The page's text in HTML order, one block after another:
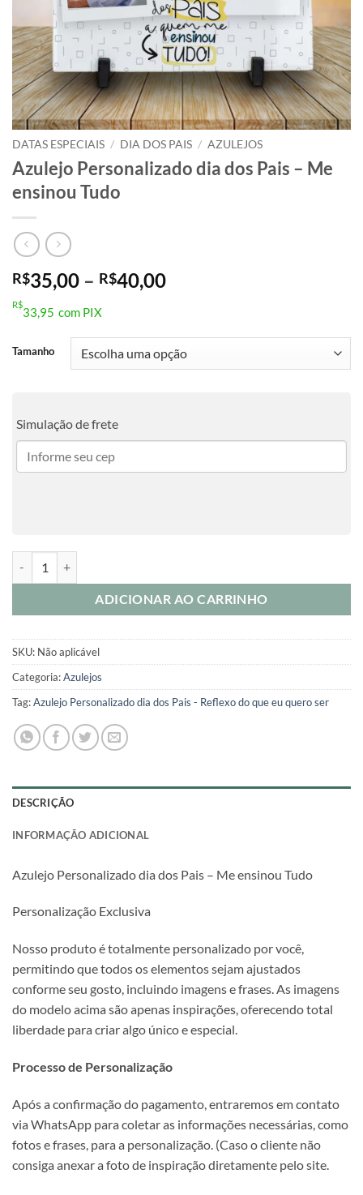
DATAS ESPECIAIS / DIA DOS PAIS / AZULEJOS
Azulejo Personalizado dia dos Pais – Me
ensinou Tudo
R$35,00 – R$40,00Faixa
R$35,00
através
R$40,00
R$
33,95 com PIX
Tamanho
Simulação de frete
ADICIONAR AO CARRINHO
SKU: Não aplicável
Categoria:Azulejos
Tag:Azulejo Personalizado dia dos Pais - Reflexo do que eu quero ser
DESCRIÇÃO
INFORMAÇÃO ADICIONAL
Azulejo Personalizado dia dos Pais – Me ensinou Tudo
Personalização Exclusiva
Nosso produto é totalmente personalizado por você,
permitindo que todos os elementos sejam ajustados
conforme seu gosto, incluindo imagens e frases. As imagens
do modelo acima são apenas inspirações, oferecendo total
liberdade para criar algo único e especial.
Processo de Personalização
Após a confirmação do pagamento, entraremos em contato
via WhatsApp para coletar as informações necessárias, como
fotos e frases, para a personalização. (Caso o cliente não
consiga anexar a foto de inspiração diretamente pelo site.